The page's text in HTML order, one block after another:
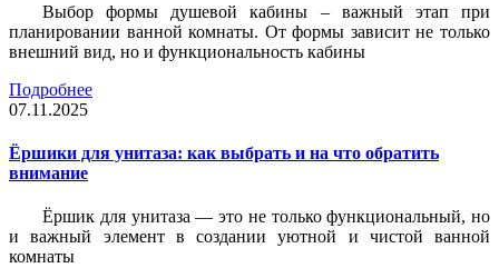
Выбор формы душевой кабины – важный этап при
планировании ванной комнаты. От формы зависит не только
внешний вид, но и функциональность кабины
Подробнее
07.11.2025
Ёршики для унитаза: как выбрать и на что обратить
внимание
Ёршик для унитаза — это не только функциональный, но
и важный элемент в создании уютной и чистой ванной
комнаты